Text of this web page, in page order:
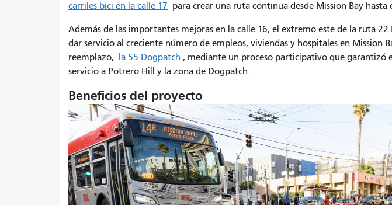
carriles bici en la calle 17 para crear una ruta continua desde Mission Bay hasta
Además de las importantes mejoras en la calle 16, el extremo este de la ruta
dar servicio al creciente número de empleos, viviendas y hospitales en Mission
reemplazo,
la 55 Dogpatch , mediante un proceso participativo que garantizó
servicio a Potrero Hill y la zona de Dogpatch.
Beneficios del proyecto